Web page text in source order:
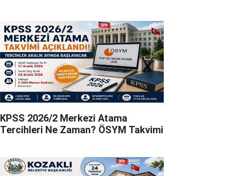
KPSS 2026/2 Merkezi Atama
Tercihleri Ne Zaman? ÖSYM Takvimi